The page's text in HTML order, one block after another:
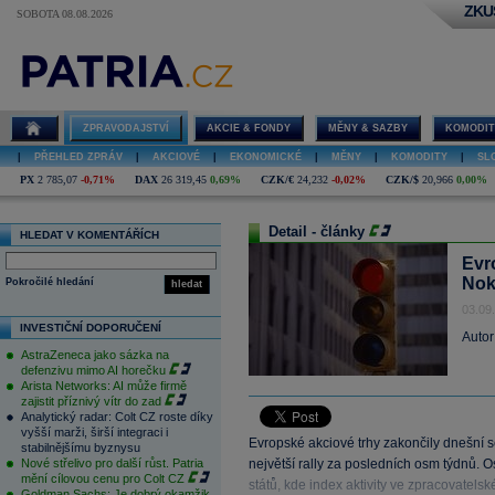
SOBOTA 08.08.2026
ZPRAVODAJSTVÍ AKCIE & FONDY MĚNY & SAZBY
PŘEHLED ZPRÁV AKCIOVÉ EKONOMICKÉ MĚNY KOMODITY
PX 2 785,07 -0,71% DAX 26 319,45 0,69% CZK/€ 24,232 -0,02% CZK/$ 20,966 0,00%
HLEDAT V KOMENTÁŘÍCH
hledat
Pokročilé hledání
INVESTIČNÍ DOPORUČENÍ
AstraZeneca jako sázka na
defenzivu mimo AI horečku
Arista Networks: AI může firmě
zajistit příznivý vítr do zad
Analytický radar: Colt CZ roste díky
vyšší marži, širší integraci i
stabilnějšímu byznysu
Nové střelivo pro další růst. Patria
mění cílovou cenu pro Colt CZ
Detail - články
Evropské akciové trhy zakončily dnešní
největší rally za posledních osm týdnů.
států, kde index aktivity ve